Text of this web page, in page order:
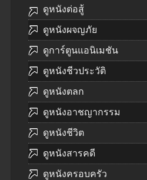
ดูหนังต่อสู้
ดูหนังผจญภัย
ดูการ์ตูนแอนิเมชัน
ดูหนังชีวประวัติ
ดูหนังตลก
ดูหนังอาชญากรรม
ดูหนังชีวิต
ดูหนังสารคดี
ดูหนังครอบครัว